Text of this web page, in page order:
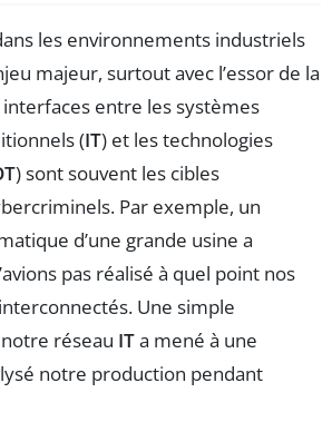
les environnements industriels
majeur, surtout avec l’essor de la
entre les systèmes
(IT) et les technologies
) sont souvent les cibles
Par exemple, un
d’une grande usine a
pas réalisé à quel point nos
Une simple
réseau ITa mené à une
notre production pendant